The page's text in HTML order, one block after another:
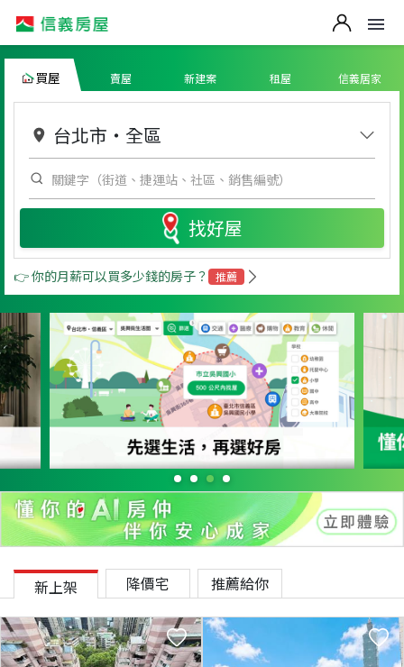
買屋 賣屋 新建案 租屋 信義居家
台北市 ・ 全區
找好屋
👉 你的月薪可以買多少錢的房子？ 推薦
新上架 降價宅 推薦給你